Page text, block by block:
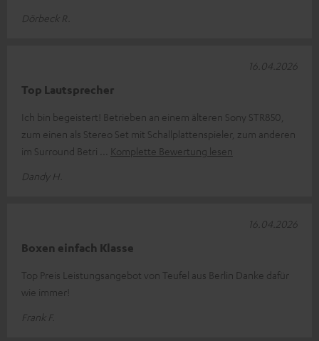
Dörbeck R.
Top Lautsprecher
Ich bin begeistert! Betrieben an einem älteren Sony STR850,
zum einen als Stereo Set mit Schallplattenspieler, zum anderen
im Surround Betri
Komplette Bewertung lesen
Dandy H.
16.04.2026
Boxen einfach Klasse
Top Preis Leistungsangebot von Teufel aus Berlin Danke dafür
wie immer!
Frank F.
16.04.2026